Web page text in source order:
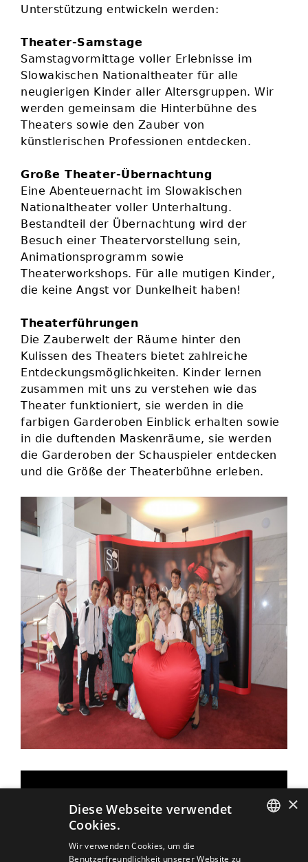
Unterstützung entwickeln werden:
Theater-Samstage
Samstagvormittage voller Erlebnisse im
Slowakischen Nationaltheater für alle
neugierigen Kinder aller Altersgruppen. Wir
werden gemeinsam die Hinterbühne des
Theaters sowie den Zauber von
künstlerischen Professionen entdecken.
Große Theater-Übernachtung
Eine Abenteuernacht im Slowakischen
Nationaltheater voller Unterhaltung.
Bestandteil der Übernachtung wird der
Besuch einer Theatervorstellung sein,
Animationsprogramm sowie
Theaterworkshops. Für alle mutigen Kinder,
die keine Angst vor Dunkelheit haben!
Theaterführungen
Die Zauberwelt der Räume hinter den
Kulissen des Theaters bietet zahlreiche
Entdeckungsmöglichkeiten. Kinder lernen
zusammen mit uns zu verstehen wie das
Theater funktioniert, sie werden in die
farbigen Garderoben Einblick erhalten sowie
in die duftenden Maskenräume, sie werden
die Garderoben der Schauspieler entdecken
und die Größe der Theaterbühne erleben.
×
Diese Webseite verwendet
Cookies.
Wir verwenden Cookies, um die
Benutzerfreundlichkeit unserer Website zu